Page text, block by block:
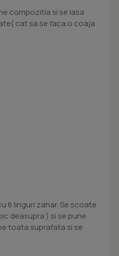
compozitia si se lasa
cat sa se faca o coaja
8 linguri zahar. Se scoate
deasupra ) si se pune
toata suprafata si se